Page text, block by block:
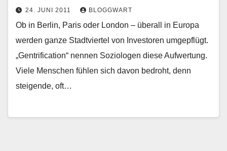
24. JUNI 2011 BLOGGWART
Ob in Berlin, Paris oder London – überall in Europa
werden ganze Stadtviertel von Investoren umgepflügt.
„Gentrification“ nennen Soziologen diese Aufwertung.
Viele Menschen fühlen sich davon bedroht, denn
steigende, oft…